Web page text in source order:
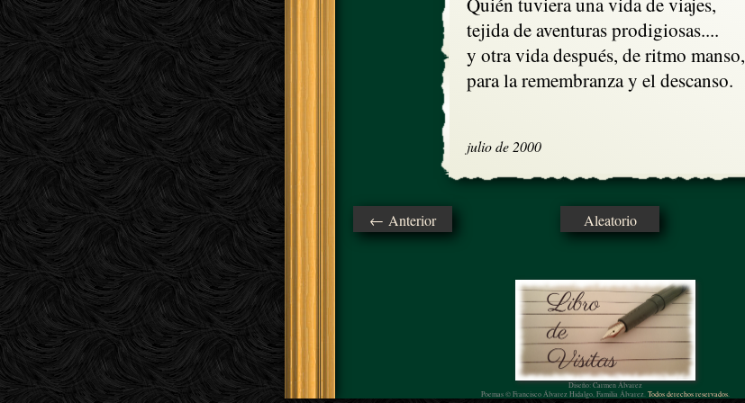
tejida de aventuras prodigiosas....
y otra vida después, de ritmo manso,
para la remembranza y el descanso.
julio de 2000
← Anterior Aleatorio
Diseño: Carmen Álvarez
Poemas © Francisco Álvarez Hidalgo, Familia Álvarez. Todos derechos reservados.